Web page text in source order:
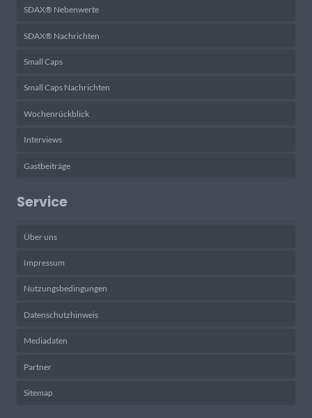
SDAX® Nebenwerte
SDAX® Nachrichten
Small Caps
Small Caps Nachrichten
Wochenrückblick
Interviews
Gastbeiträge
Service
Über uns
Impressum
Nutzungsbedingungen
Datenschutzhinweis
Mediadaten
Partner
Sitemap